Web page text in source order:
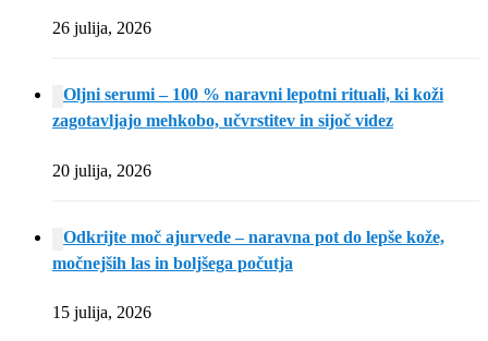
26 julija, 2026
Oljni serumi – 100 % naravni lepotni rituali, ki koži
zagotavljajo mehkobo, učvrstitev in sijoč videz
20 julija, 2026
Odkrijte moč ajurvede – naravna pot do lepše kože,
močnejših las in boljšega počutja
15 julija, 2026